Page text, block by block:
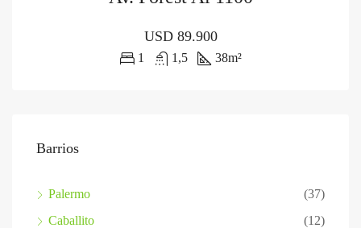
USD89.900
1 1,5 38m²
Barrios
Palermo
(37)
Caballito
(12)